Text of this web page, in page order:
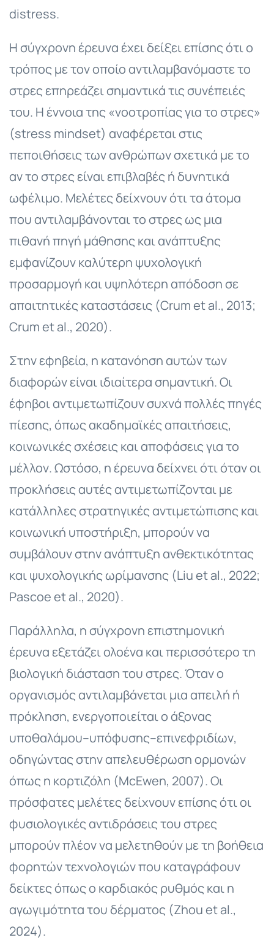
distress.
Η σύγχρονη έρευνα έχει δείξει επίσης ότι ο
τρόπος με τον οποίο αντιλαμβανόμαστε το
στρες επηρεάζει σημαντικά τις συνέπειές
του. Η έννοια της «νοοτροπίας για το στρες»
(stress mindset) αναφέρεται στις
πεποιθήσεις των ανθρώπων σχετικά με το
αν το στρες είναι επιβλαβές ή δυνητικά
ωφέλιμο. Μελέτες δείχνουν ότι τα άτομα
που αντιλαμβάνονται το στρες ως μια
πιθανή πηγή μάθησης και ανάπτυξης
εμφανίζουν καλύτερη ψυχολογική
προσαρμογή και υψηλότερη απόδοση σε
απαιτητικές καταστάσεις (Crum et al., 2013;
Crum et al., 2020).
Στην εφηβεία, η κατανόηση αυτών των
διαφορών είναι ιδιαίτερα σημαντική. Οι
έφηβοι αντιμετωπίζουν συχνά πολλές πηγές
πίεσης, όπως ακαδημαϊκές απαιτήσεις,
κοινωνικές σχέσεις και αποφάσεις για το
μέλλον. Ωστόσο, η έρευνα δείχνει ότι όταν οι
προκλήσεις αυτές αντιμετωπίζονται με
κατάλληλες στρατηγικές αντιμετώπισης και
κοινωνική υποστήριξη, μπορούν να
συμβάλουν στην ανάπτυξη ανθεκτικότητας
και ψυχολογικής ωρίμανσης (Liu et al., 2022;
Pascoe et al., 2020).
Παράλληλα, η σύγχρονη επιστημονική
έρευνα εξετάζει ολοένα και περισσότερο τη
βιολογική διάσταση του στρες. Όταν ο
οργανισμός αντιλαμβάνεται μια απειλή ή
πρόκληση, ενεργοποιείται ο άξονας
υποθαλάμου–υπόφυσης–επινεφριδίων,
οδηγώντας στην απελευθέρωση ορμονών
όπως η κορτιζόλη (McEwen, 2007). Οι
πρόσφατες μελέτες δείχνουν επίσης ότι οι
φυσιολογικές αντιδράσεις του στρες
μπορούν πλέον να μελετηθούν με τη βοήθεια
φορητών τεχνολογιών που καταγράφουν
δείκτες όπως ο καρδιακός ρυθμός και η
αγωγιμότητα του δέρματος (Zhou et al.,
2024).